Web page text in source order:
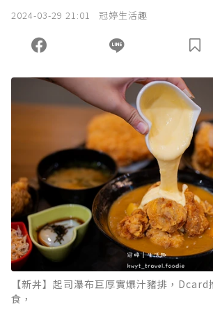
2024-03-29 21:01 冠婷生活趣
【新丼】起司瀑布巨厚實爆汁豬排，
食，